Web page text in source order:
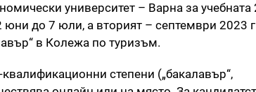
университет – Варна за
до 7 юли, а вторият – септември 2023
в Колежа по туризъм.
степени („бакалавър“,